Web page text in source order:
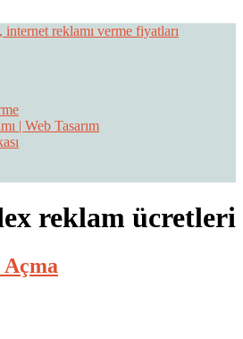
İnternet Sitesi
| Web Tasarım
reklam ücretleri
Açma